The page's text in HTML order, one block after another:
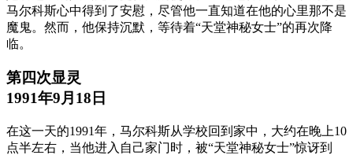
马尔科斯心中得到了安慰，尽管他一直知道在他的心里那不是
魔鬼。然而，他保持沉默，等待着“天堂神秘女士”的再次降
临。
第四次显灵
1991年9月18日
在这一天的1991年，马尔科斯从学校回到家中，大约在晚上10
点半左右，当他进入自己家门时，被“天堂神秘女士”惊讶到